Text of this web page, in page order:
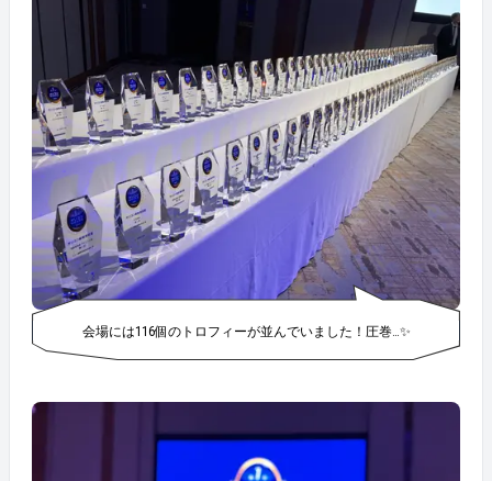
会場には116個のトロフィーが並んでいました！圧巻…✨